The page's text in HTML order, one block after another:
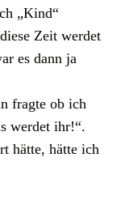
„Kind“
Zeit werdet
es dann ja
fragte ob ich
werdet ihr!“.
hätte, hätte ich